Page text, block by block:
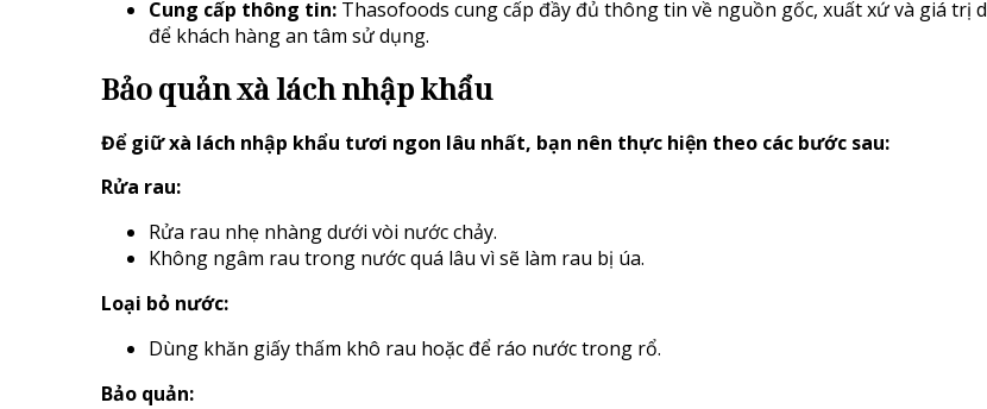
Cung cấp thông tin: Thasofoods cung cấp đầy đủ thông tin về nguồn gốc, xuất xứ và giá trị
để khách hàng an tâm sử dụng.
Bảo quản xà lách nhập khẩu
Để giữ xà lách nhập khẩu tươi ngon lâu nhất, bạn nên thực hiện theo các bước sau:
Rửa rau:
Rửa rau nhẹ nhàng dưới vòi nước chảy.
Không ngâm rau trong nước quá lâu vì sẽ làm rau bị úa.
Loại bỏ nước:
Dùng khăn giấy thấm khô rau hoặc để ráo nước trong rổ.
Bảo quản: